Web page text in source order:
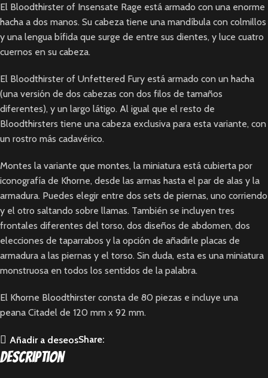
El Bloodthirster of Insensate Rage está armado con una enorme
hacha a dos manos. Su cabeza tiene una mandíbula con colmillos
y una lengua bífida que surge de entre sus dientes, y luce cuatro
cuernos en su cabeza.
El Bloodthirster of Unfettered Fury está armado con un hacha
(una versión de dos cabezas con dos filos de tamaños
diferentes), y un largo látigo. Al igual que el resto de
Bloodthirsters tiene una cabeza exclusiva para esta variante, con
un rostro más cadavérico.
Montes la variante que montes, la miniatura está cubierta por
iconografía de Khorne, desde las armas hasta el par de alas y la
armadura. Puedes elegir entre dos sets de piernas, uno corriendo
y el otro saltando sobre llamas. También se incluyen tres
frontales diferentes del torso, dos diseños de abdomen, dos
elecciones de taparrabos y la opción de añadirle placas de
armadura a las piernas y el torso. Sin duda, esta es una miniatura
monstruosa en todos los sentidos de la palabra.
El Khorne Bloodthirster consta de 80 piezas e incluye una
peana Citadel de 120 mm x 92 mm.
Añadir a deseosShare:
Description